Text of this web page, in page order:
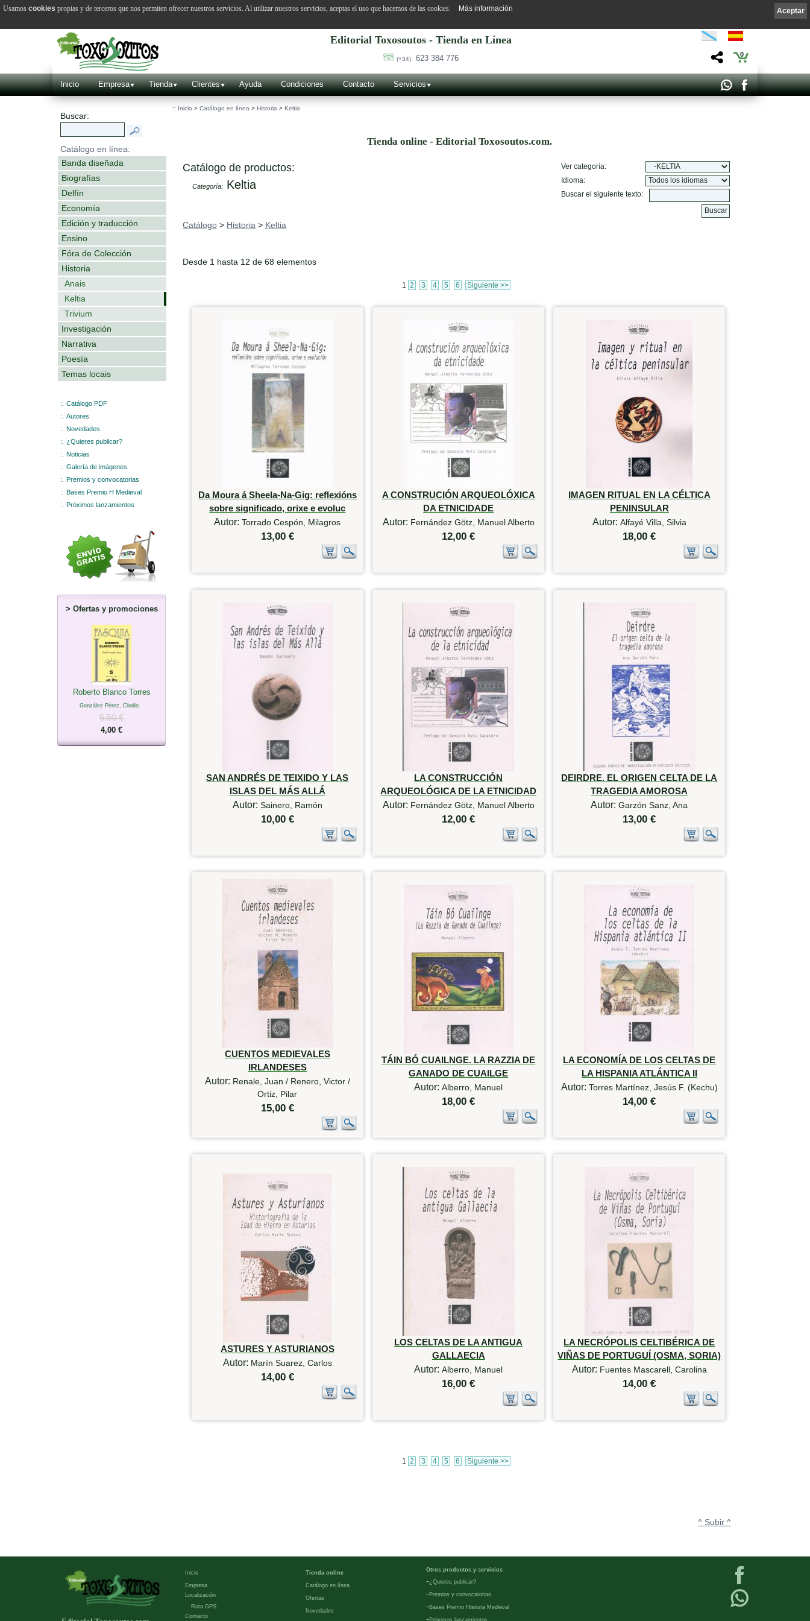
Editorial Toxosoutos - Tienda en Línea
(+34) 623 384 776 0
Inicio Empresa Tienda Clientes Ayuda Condiciones Contacto Servicios
Buscar:
Catálogo en línea:
Banda diseñada
Biografías
Delfín
Economía
Edición y traducción
Ensino
Fóra de Colección
Historia
Anais
Keltia
Trivium
Investigación
Narrativa
Poesía
Temas locais
:.
Catálogo PDF
:.
Autores
:.
Novedades
:.
¿Quieres publicar?
:.
Noticias
:.
Galería de imágenes
:.
Premios y convocatorias
:.
Bases Premio H Medieval
:.
Próximos lanzamientos
> Ofertas y promociones
Roberto Blanco Torres
González Pérez, Clodio
6,50 €
4,00 €
:: Inicio > Catálogo en línea > Historia > Keltia
Tienda online - Editorial Toxosoutos.com.
Catálogo de productos:
Categoría: Keltia
Ver categoría:
Idioma:
Buscar el siguiente texto:
Catálogo > Historia > Keltia
Desde 1 hasta 12 de 68 elementos
1 2 3 4 5 6 Siguiente >>
Da Moura á Sheela-Na-Gig: reflexións
sobre significado, orixe e evoluc
Autor:Torrado Cespón, Milagros
13,00 €
A CONSTRUCIÓN ARQUEOLÓXICA
DA ETNICIDADE
Autor: Fernández Götz, Manuel Alberto
12,00 €
IMAGEN RITUAL EN LA CÉLTICA
PENINSULAR
Autor: Alfayé Villa, Silvia
18,00 €
SAN ANDRÉS DE TEIXIDO Y LAS
ISLAS DEL MÁS ALLÁ
Autor: Sainero, Ramón
10,00 €
LA CONSTRUCCIÓN
ARQUEOLÓGICA DE LA ETNICIDAD
Autor: Fernández Götz, Manuel Alberto
12,00 €
DEIRDRE. EL ORIGEN CELTA DE LA
TRAGEDIA AMOROSA
Autor:Garzón Sanz, Ana
13,00 €
CUENTOS MEDIEVALES
IRLANDESES
Autor: Renale, Juan / Renero, Victor /
Ortiz, Pilar
15,00 €
TÁIN BÓ CUAILNGE. LA RAZZIA DE
GANADO DE CUAILGE
Autor:Alberro, Manuel
18,00 €
LA ECONOMÍA DE LOS CELTAS DE
LA HISPANIA ATLÁNTICA II
Autor: Torres Martínez, Jesús F. (Kechu)
14,00 €
ASTURES Y ASTURIANOS
Autor: Marín Suarez, Carlos
14,00 €
LOS CELTAS DE LA ANTIGUA
GALLAECIA
Autor:Alberro, Manuel
16,00 €
LA NECRÓPOLIS CELTIBÉRICA DE
VIÑAS DE PORTUGUÍ (OSMA, SORIA)
Autor: Fuentes Mascarell, Carolina
14,00 €
1 2 3 4 5 6 Siguiente >>
^ Subir ^
Inicio
Empresa
Localización
Ruta GPS
Contacto
Tienda online
Catálogo en línea
Ofertas
Novedades
Otros productos y servicios
-¿Quieres publicar?
- Premios y convocatorias
- Bases Premio Historia Medieval
- Próximos lanzamientos
Aceptar
Usamos cookies propias y de terceros que nos permiten ofrecer nuestros servicios. Al utilizar nuestros servicios, aceptas el uso que hacemos de las cookies. Más información